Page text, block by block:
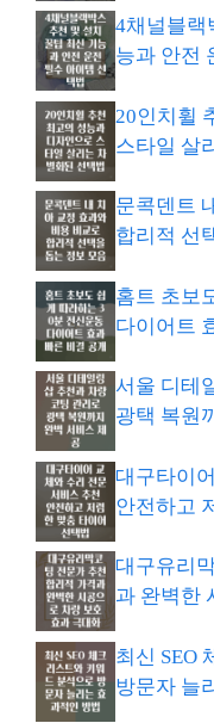
4채널블랙
능과 안전
20인치휠
스타일 살
문콕덴트
합리적 선
홈트 초보
다이어트
서울 디테
광택 복원
대구타이
안전하고
대구유리
과 완벽한
최신 SEO
방문자 늘